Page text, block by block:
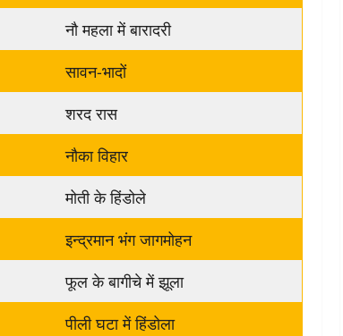
नौ महला में बारादरी
सावन-भादों
शरद रास
नौका विहार
मोती के हिंडोले
इन्द्रमान भंग जागमोहन
फूल के बागीचे में झूला
पीली घटा में हिंडोला